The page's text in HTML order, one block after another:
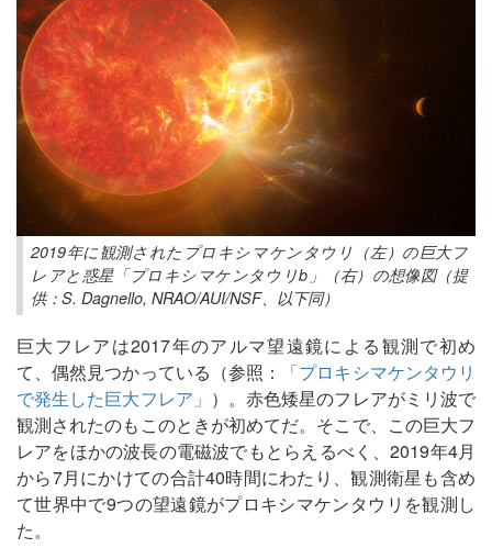
2019年に観測されたプロキシマケンタウリ（左）の巨大フ
レアと惑星「プロキシマケンタウリb」（右）の想像図（提
供：S. Dagnello, NRAO/AUI/NSF、以下同）
巨大フレアは2017年のアルマ望遠鏡による観測で初め
て、偶然見つかっている（参照：
「プロキシマケンタウリ
で発生した巨大フレア」 ）。赤色矮星のフレアがミリ波で
観測されたのもこのときが初めてだ。そこで、この巨大フ
レアをほかの波長の電磁波でもとらえるべく、2019年4月
から7月にかけての合計40時間にわたり、観測衛星も含め
て世界中で9つの望遠鏡がプロキシマケンタウリを観測し
た。